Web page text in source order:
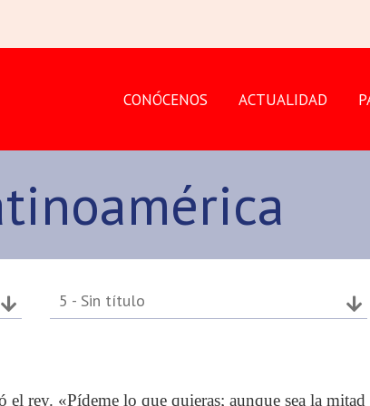
CONÓCENOS ACTUALIDAD
5 - Sin título
el rey. «Pídeme lo que quieras; aunque sea la